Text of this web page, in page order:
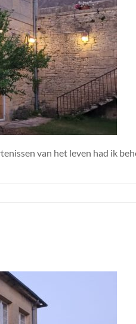
van het leven had ik